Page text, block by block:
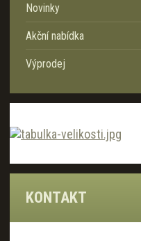
Novinky
Akční nabídka
Výprodej
KONTAKT